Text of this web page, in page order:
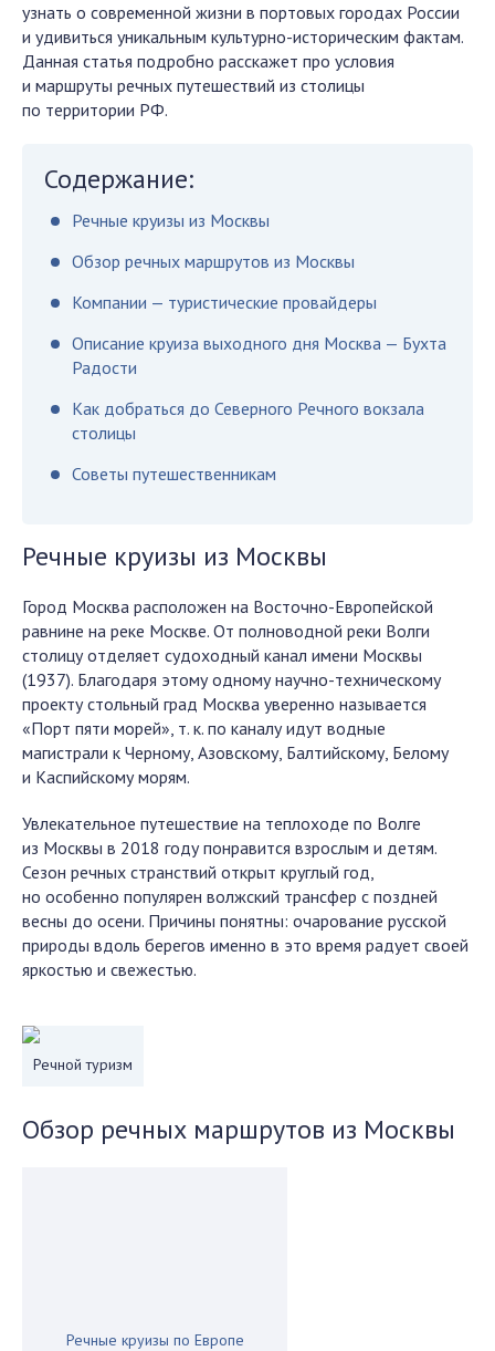
узнать о современной жизни в портовых городах России
и удивиться уникальным культурно-историческим фактам.
Данная статья подробно расскажет про условия
и маршруты речных путешествий из столицы
по территории РФ.
Содержание:
Речные круизы из Москвы
Обзор речных маршрутов из Москвы
Компании — туристические провайдеры
Описание круиза выходного дня Москва — Бухта
Радости
Как добраться до Северного Речного вокзала
столицы
Советы путешественникам
Речные круизы из Москвы
Город Москва расположен на Восточно-Европейской
равнине на реке Москве. От полноводной реки Волги
столицу отделяет судоходный канал имени Москвы
(1937). Благодаря этому одному научно-техническому
проекту стольный град Москва уверенно называется
«Порт пяти морей», т. к. по каналу идут водные
магистрали к Черному, Азовскому, Балтийскому, Белому
и Каспийскому морям.
Увлекательное путешествие на теплоходе по Волге
из Москвы в 2018 году понравится взрослым и детям.
Сезон речных странствий открыт круглый год,
но особенно популярен волжский трансфер с поздней
весны до осени. Причины понятны: очарование русской
природы вдоль берегов именно в это время радует своей
яркостью и свежестью.
Речной туризм
Обзор речных маршрутов из Москвы
Речные круизы по Европе